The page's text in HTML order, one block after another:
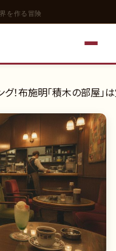
を作る冒険
！布施明「積木の部屋」